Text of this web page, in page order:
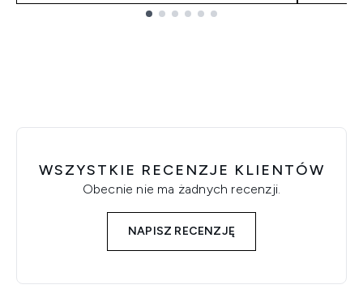
WSZYSTKIE RECENZJE KLIENTÓW
Obecnie nie ma żadnych recenzji.
NAPISZ RECENZJĘ